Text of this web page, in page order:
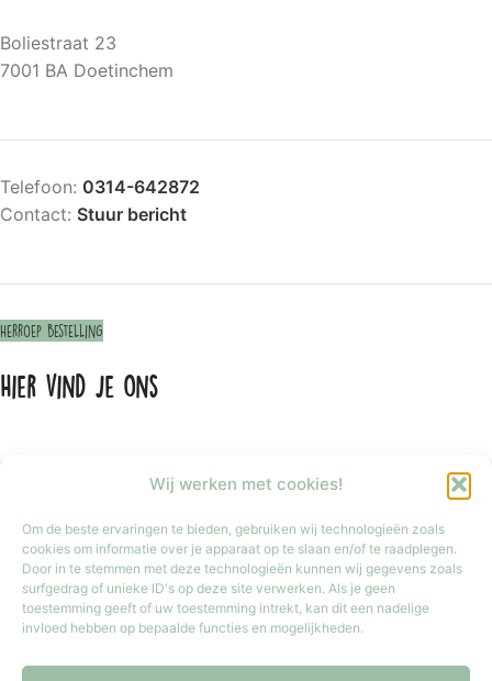
Wij werken met cookies!
Om de beste ervaringen te bieden, gebruiken wij technologieën zoals
cookies om informatie over je apparaat op te slaan en/of te raadplegen.
Door in te stemmen met deze technologieën kunnen wij gegevens zoals
surfgedrag of unieke ID's op deze site verwerken. Als je geen
toestemming geeft of uw toestemming intrekt, kan dit een nadelige
invloed hebben op bepaalde functies en mogelijkheden.
Boliestraat 23
7001 BA Doetinchem
Telefoon: 0314-642872
Contact: Stuur bericht
Herroep bestelling
Hier vind je ons